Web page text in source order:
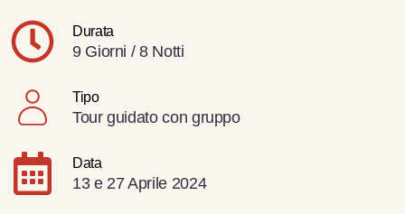
Durata
9 Giorni / 8 Notti
Tipo
Tour guidato con gruppo
Data
13 e 27 Aprile 2024